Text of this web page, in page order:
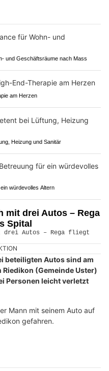
und Geschäftsräume nach Mass
am Herzen
Heizung und Sanitär
würdevolles Altern
mit drei Autos – Rega
Spital
beteiligten Autos sind am
(Gemeinde Uster)
Personen leicht verletzt
Mann mit seinem Auto auf
gefahren.